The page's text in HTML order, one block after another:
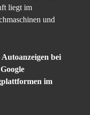
liegt im
und
bei
im